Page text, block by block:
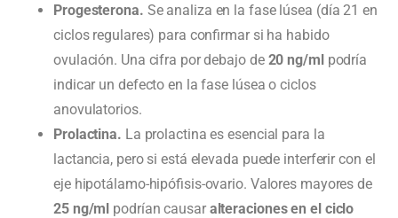
Progesterona. Se analiza en la fase lúsea (día 21 en
ciclos regulares) para confirmar si ha habido
ovulación. Una cifra por debajo de 20 ng/mlpodría
indicar un defecto en la fase lúsea o ciclos
anovulatorios.
Prolactina. La prolactina es esencial para la
lactancia, pero si está elevada puede interferir con el
eje hipotálamo-hipófisis-ovario. Valores mayores de
25 ng/ml podrían causar alteraciones en el ciclo